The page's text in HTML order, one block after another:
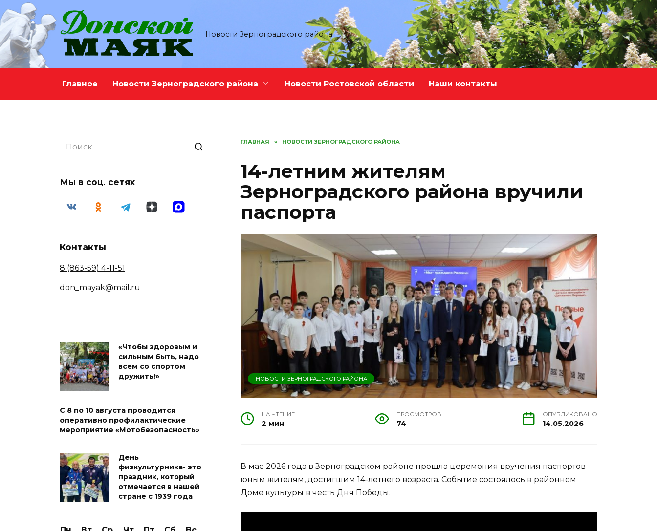
Перейти
к
содержанию
Новости Зерноградского района
Главное Новости Зерноградского района Новости Ростовской области Наши контакты
ГЛАВНАЯ » НОВОСТИ ЗЕРНОГРАДСКОГО РАЙОНА
14-летним жителям
Зерноградского района вручили
паспорта
НОВОСТИ ЗЕРНОГРАДСКОГО РАЙОНА
НА ЧТЕНИЕ
2 мин
ПРОСМОТРОВ
74
ОПУБЛИКОВАНО
14.05.2026
В мае 2026 года в Зерноградском районе прошла церемония вручения паспортов
юным жителям, достигшим 14-летнего возраста. Событие состоялось в районном
Доме культуры в честь Дня Победы.
Search
for:
Мы в соц. сетях
Контакты
8 (863-59) 4-11-51
don_mayak@mail.ru
«Чтобы здоровым и
сильным быть, надо
всем со спортом
дружить!»
С 8 по 10 августа проводится
оперативно профилактические
мероприятие «Мотобезопасность»
День
физкультурника- это
праздник, который
отмечается в нашей
стране с 1939 года